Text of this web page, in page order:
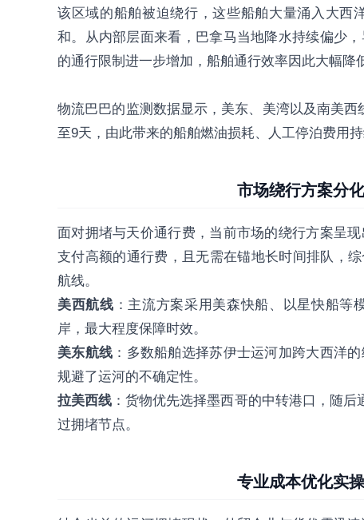
该区域的船舶被迫绕行，这些船舶大量涌入大西
和。从内部层面来看，巴拿马当地降水持续偏少
的通行限制进一步增加，船舶通行效率因此大幅降
物流巴巴的监测数据显示，美东、美湾以及南美
至9天，由此带来的船舶燃油损耗、人工停泊费用
市场绕行方案分
面对拥堵与天价通行费，当前市场的绕行方案呈
支付高额的通行费，且无需在锚地长时间排队，
航线。
美西航线 ：主流方案采用美森快船、以星快船
岸，最大程度保障时效。
美东航线 ：多数船舶选择苏伊士运河加跨大西洋
规避了运河的不确定性。
拉美西线 ：货物优先选择墨西哥的中转港口，随
过拥堵节点。
专业成本优化实